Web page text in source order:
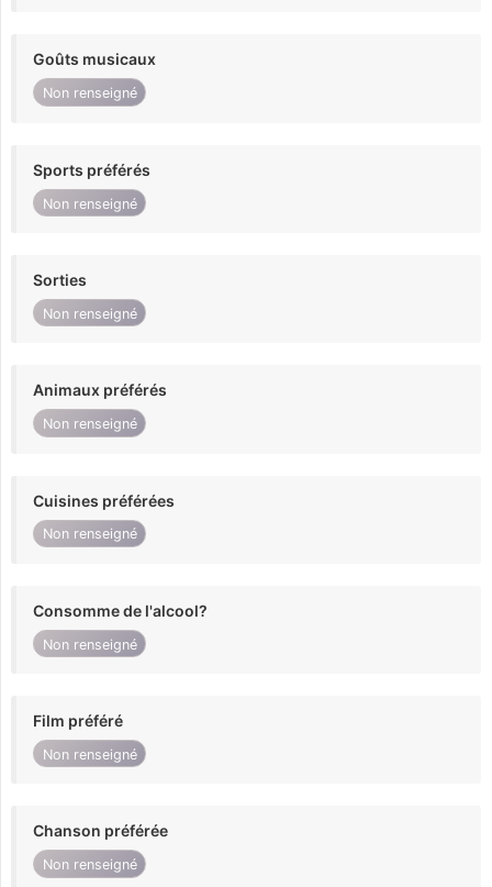
Goûts musicaux
Non renseigné
Sports préférés
Non renseigné
Sorties
Non renseigné
Animaux préférés
Non renseigné
Cuisines préférées
Non renseigné
Consomme de l'alcool?
Non renseigné
Film préféré
Non renseigné
Chanson préférée
Non renseigné